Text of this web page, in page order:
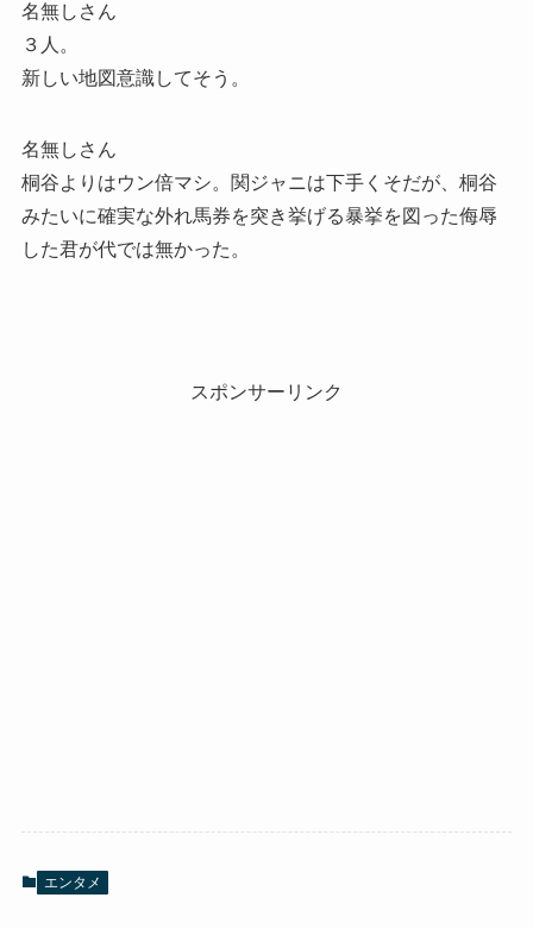
名無しさん
３人。
新しい地図意識してそう。
名無しさん
桐谷よりはウン倍マシ。関ジャニは下手くそだが、桐谷
みたいに確実な外れ馬券を突き挙げる暴挙を図った侮辱
した君が代では無かった。
スポンサーリンク
エンタメ